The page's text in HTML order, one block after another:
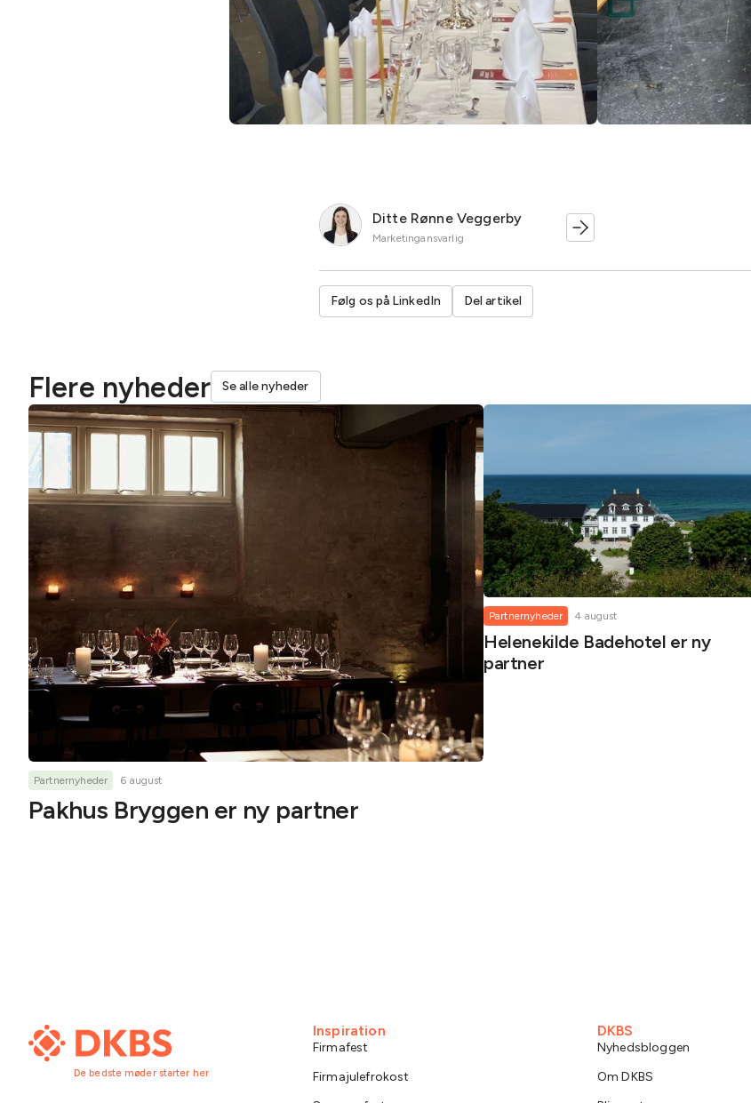
Ditte Rønne Veggerby
Marketingansvarlig
Følg os på LinkedIn Del artikel
Flere nyheder Se alle nyheder
Partnernyheder 6 august
Pakhus Bryggen er ny partner
Partnernyheder 4 august
Helenekilde Badehotel er ny
partner
De bedste møder starter her
Inspiration
Firmafest
Firmajulefrokost
DKBS
Nyhedsbloggen
Om DKBS